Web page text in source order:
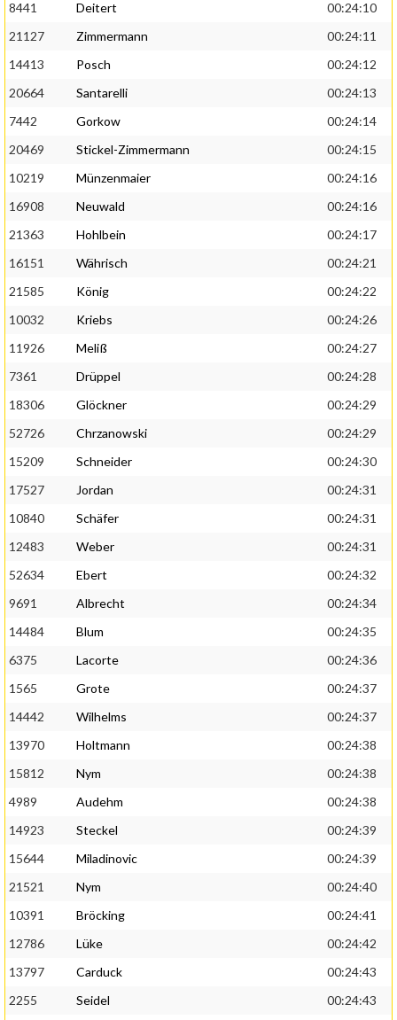
8441 Deitert
00:24:10
21127
Zimmermann
00:24:11
14413
Posch
00:24:12
20664
Santarelli
00:24:13
7442
Gorkow
00:24:14
20469
Stickel-Zimmermann
00:24:15
10219
Münzenmaier
00:24:16
16908
Neuwald
00:24:16
21363
Hohlbein
00:24:17
16151
Währisch
00:24:21
21585
König
00:24:22
10032
Kriebs
00:24:26
11926
Meliß
00:24:27
7361
Drüppel
00:24:28
18306
Glöckner
00:24:29
52726
Chrzanowski
00:24:29
15209
Schneider
00:24:30
17527
Jordan
00:24:31
10840
Schäfer
00:24:31
12483
Weber
00:24:31
52634
Ebert
00:24:32
9691
Albrecht
00:24:34
14484
Blum
00:24:35
6375
Lacorte
00:24:36
1565
Grote
00:24:37
14442
Wilhelms
00:24:37
13970
Holtmann
00:24:38
15812
Nym
00:24:38
4989
Audehm
00:24:38
14923
Steckel
00:24:39
15644
Miladinovic
00:24:39
21521
Nym
00:24:40
10391
Bröcking
00:24:41
12786
Lüke
00:24:42
13797
Carduck
00:24:43
2255
Seidel
00:24:43